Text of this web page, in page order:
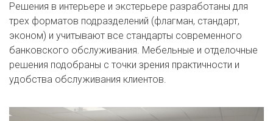
Решения в интерьере и экстерьере разработаны для
трех форматов подразделений (флагман, стандарт,
эконом) и учитывают все стандарты современного
банковского обслуживания. Мебельные и отделочные
решения подобраны с точки зрения практичности и
удобства обслуживания клиентов.